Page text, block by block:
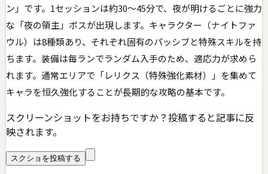
ン」です。1セッションは約30〜45分で、夜が明けるごとに強力
な「夜の領主」ボスが出現します。キャラクター（ナイトファ
ウル）は8種類あり、それぞれ固有のパッシブと特殊スキルを持
ちます。装備は毎ランでランダム入手のため、適応力が求めら
れます。通常エリアで「レリクス（特殊強化素材）」を集めて
キャラを恒久強化することが長期的な攻略の基本です。
スクリーンショットをお持ちですか？投稿すると記事に反
映されます。
スクショを投稿する